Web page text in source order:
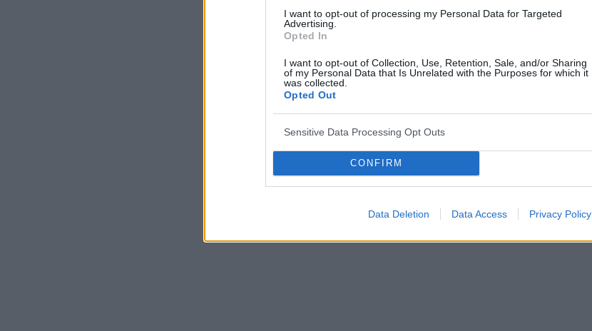
I want to opt-out of processing my Personal Data for Targeted
Advertising.
Opted In
I want to opt-out of Collection, Use, Retention, Sale, and/or Sharing
of my Personal Data that Is Unrelated with the Purposes for which it
was collected.
Opted Out
Sensitive Data Processing Opt Outs
CONFIRM
Data Deletion Data Access Privacy Policy